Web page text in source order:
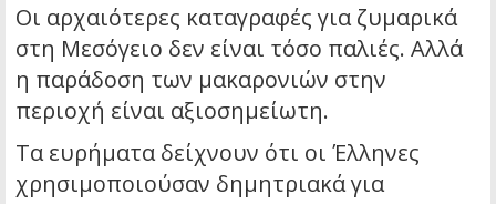
Οι αρχαιότερες καταγραφές για ζυμαρικά
στη Μεσόγειο δεν είναι τόσο παλιές. Αλλά
η παράδοση των μακαρονιών στην
περιοχή είναι αξιοσημείωτη.
Τα ευρήματα δείχνουν ότι οι Έλληνες
χρησιμοποιούσαν δημητριακά για